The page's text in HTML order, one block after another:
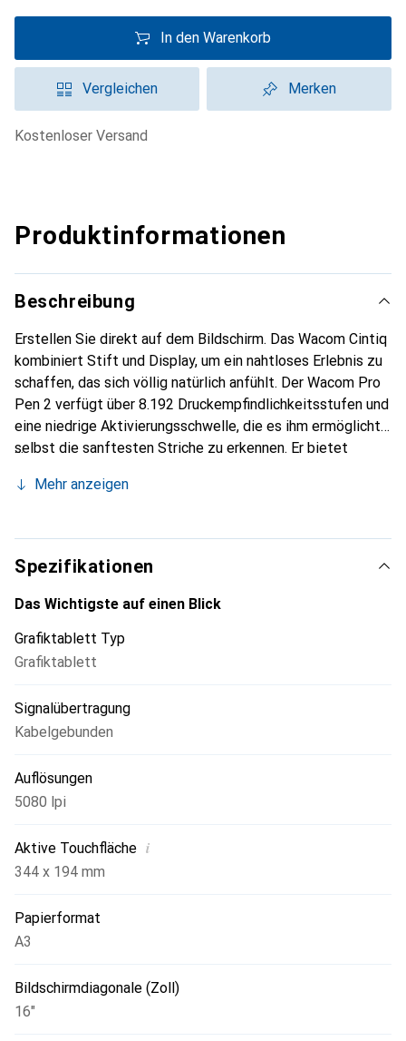
In den Warenkorb
Vergleichen Merken
kostenloser Versand
Produktinformationen
Beschreibung
Erstellen Sie direkt auf dem Bildschirm. Das Wacom Cintiq
kombiniert Stift und Display, um ein nahtloses Erlebnis zu
schaffen, das sich völlig natürlich anfühlt. Der Wacom Pro
Pen 2 verfügt über 8.192 Druckempfindlichkeitsstufen und
eine niedrige Aktivierungsschwelle, die es ihm ermöglicht,
selbst die sanftesten Striche zu erkennen. Er bietet
und genau auf jede Bewegung und Neigung Ihrer Hand.
Mehr anzeigen
Spezifikationen
Das Wichtigste auf einen Blick
Grafiktablett Typ
Grafiktablett
Signalübertragung
Kabelgebunden
Auflösungen
5080 lpi
Aktive Touchfläche i
344 x 194 mm
Papierformat
A3
Bildschirmdiagonale (Zoll)
16"